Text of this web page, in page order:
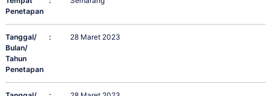
Penetapan
Tanggal/
Bulan/
Tahun
Penetapan
: 28 Maret 2023